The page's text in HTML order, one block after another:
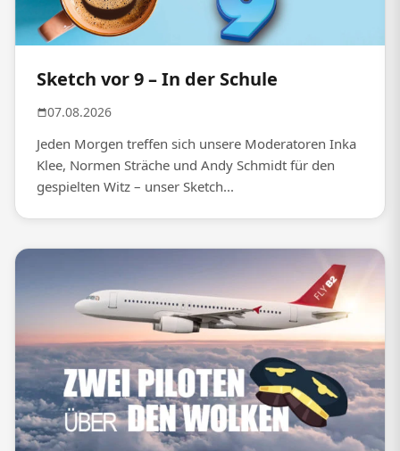
Sketch vor 9 – In der Schule
07.08.2026
Jeden Morgen treffen sich unsere Moderatoren Inka
Klee, Normen Sträche und Andy Schmidt für den
gespielten Witz – unser Sketch...